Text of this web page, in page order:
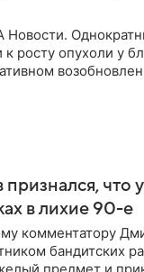
росту опухоли у
что
в лихие 90-е
комментатору
бандитских